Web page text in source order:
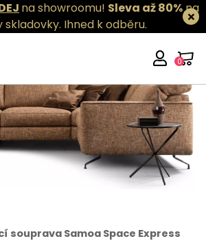
na showroomu! Sleva až 80%na
skladovky. Ihned k odběru.
0
souprava Samoa Space Express